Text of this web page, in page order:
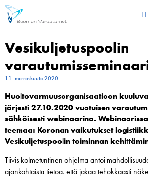
FI
Vesikuljetus­poolin
11. marraskuuta 2020
Huoltovarmuusorganisaatioon
järjesti 27.10.2020 vuotuisen
sähköisesti webinaarina.
teemaa: Koronan vaikutukset
Vesikuljetuspoolin toiminnan
Tiivis kolmetuntinen ohjelma antoi
ajankohtaista tietoa, että jakaa tehokkaasti